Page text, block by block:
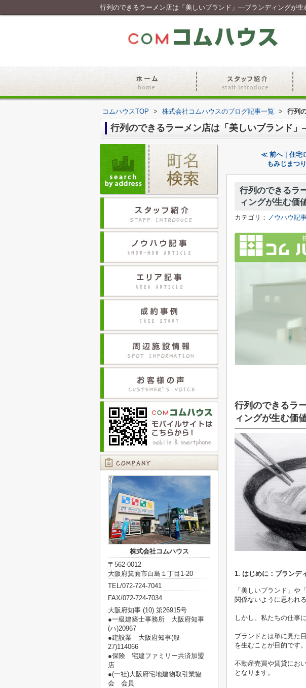
行列のできるラーメン店は「美しいブランド」―ブランディングが
コムハウスTOP > 株式会社コムハウスのブログ記事一覧 > 行列
行列のできるラーメン店は「美しいブランド
≪ 前へ｜住宅
もみじまつ
行列のできるラ
ィングが生む価
カテゴリ： ノウハウ記
行列のできるラ
ィングが生む価
1. はじめに：ブランデ
「美しいブランド」や
関係ないように思われ
しかし、私たちの仕事
ブランドとは単に見た
を生むことが目的です。
不動産売買や賃貸にお
となります。
株式会社コムハウス
〒562-0012
大阪府箕面市白島１丁目1-20
TEL/072-724-7041
FAX/072-724-7034
大阪府知事 (10) 第26915号
●一級建築士事務所 大阪府知事
(ハ)20967
●建設業 大阪府知事(般‐
27)114066
●保険 宅建ファミリー共済加盟
店
●(一社)大阪府宅地建物取引業協
会 会員